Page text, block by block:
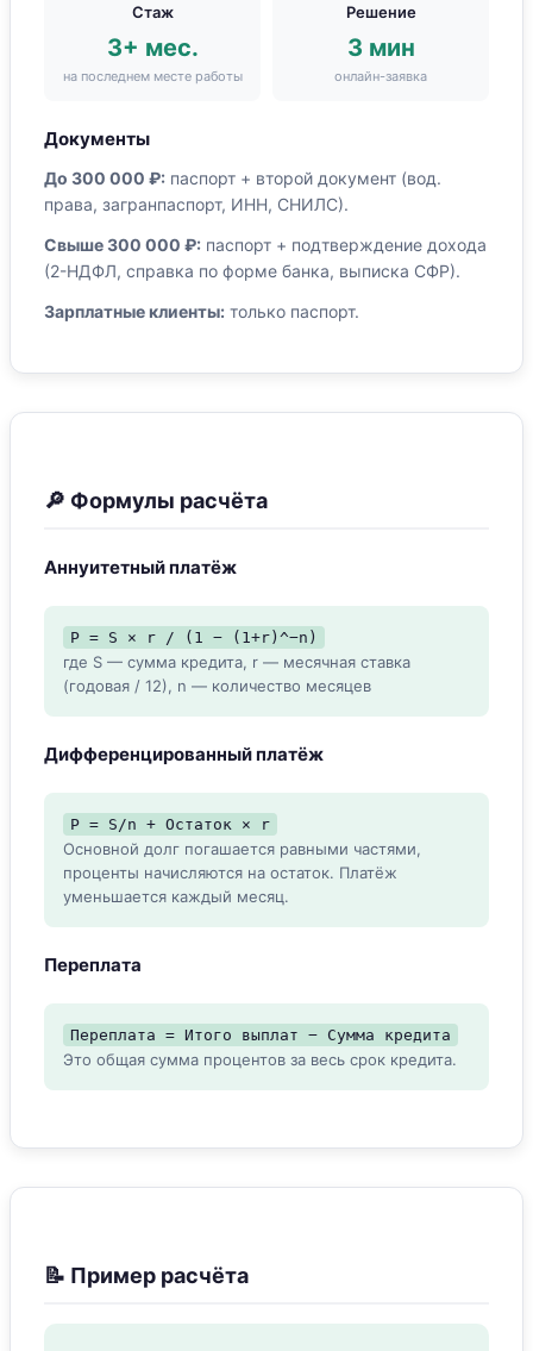
Стаж
3+ мес.
на последнем месте работы
Решение
3 мин
онлайн-заявка
Документы
До 300 000 ₽: паспорт + второй документ (вод.
права, загранпаспорт, ИНН, СНИЛС).
Свыше 300 000 ₽: паспорт + подтверждение дохода
(2-НДФЛ, справка по форме банка, выписка СФР).
Зарплатные клиенты: только паспорт.
🔎 Формулы расчёта
Аннуитетный платёж
P = S × r / (1 − (1+r)^−n)
где S — сумма кредита, r — месячная ставка
(годовая / 12), n — количество месяцев
Дифференцированный платёж
P = S/n + Остаток × r
Основной долг погашается равными частями,
проценты начисляются на остаток. Платёж
уменьшается каждый месяц.
Переплата
Переплата = Итого выплат − Сумма кредита
Это общая сумма процентов за весь срок кредита.
📝 Пример расчёта